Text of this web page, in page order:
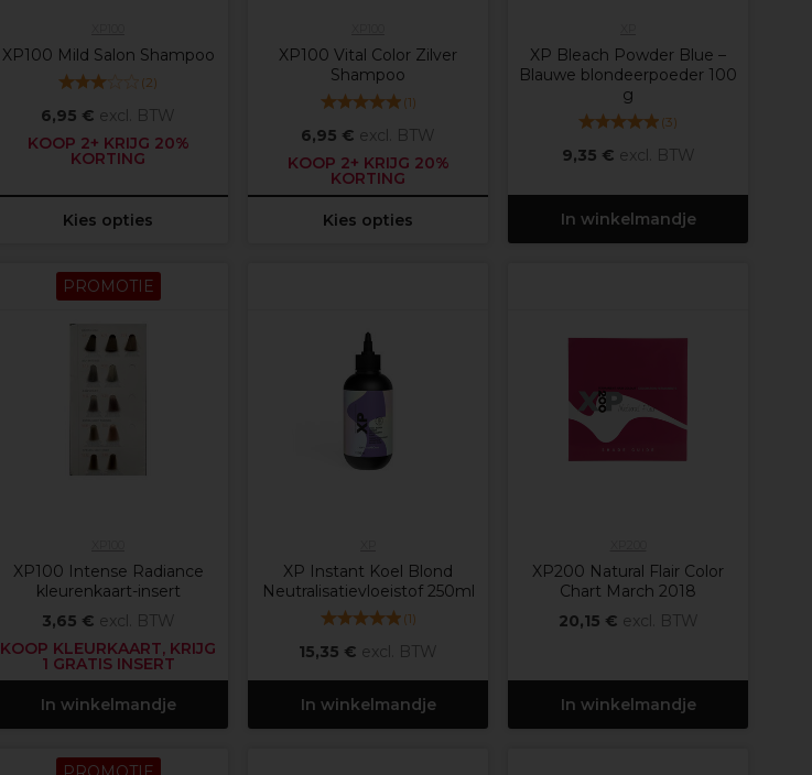
XP100 Mild Salon Shampoo
(2)
6,95 € excl. BTW
KOOP 2+ KRIJG 20%
KORTING
Kies opties
XP100 Vital Color Zilver
Shampoo
(1)
6,95 € excl. BTW
KOOP 2+ KRIJG 20%
KORTING
Kies opties
XP Bleach Powder Blue –
Blauwe blondeerpoeder 100
g
(3)
9,35 € excl. BTW
In winkelmandje
PROMOTIE
XP100 Intense Radiance
kleurenkaart-insert
3,65 € excl. BTW
KOOP KLEURKAART, KRIJG
1 GRATIS INSERT
In winkelmandje
XP Instant Koel Blond
Neutralisatievloeistof 250ml
(1)
15,35 € excl. BTW
In winkelmandje
XP200 Natural Flair Color
Chart March 2018
20,15 € excl. BTW
In winkelmandje